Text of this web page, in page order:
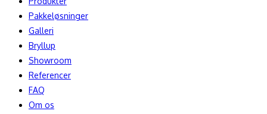
Pakkeløsninger
Galleri
Bryllup
Showroom
Referencer
FAQ
Om os